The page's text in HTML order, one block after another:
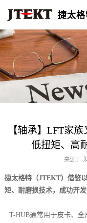
捷太格
关于我们 产品介绍
联系我们
【轴承】LFT家
低扭矩、高
来源：
捷太格特（JTEKT）借鉴
矩、耐磨损技术，成功开
T-HUB通常用于皮卡、